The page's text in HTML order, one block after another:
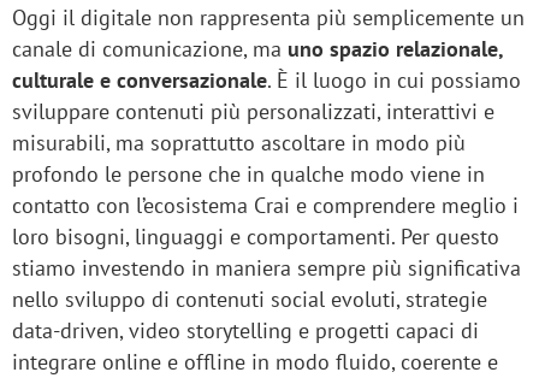
Oggi il digitale non rappresenta più semplicemente un
canale di comunicazione, ma uno spazio relazionale,
culturale e conversazionale. È il luogo in cui possiamo
sviluppare contenuti più personalizzati, interattivi e
misurabili, ma soprattutto ascoltare in modo più
profondo le persone che in qualche modo viene in
contatto con l’ecosistema Crai e comprendere meglio i
loro bisogni, linguaggi e comportamenti. Per questo
stiamo investendo in maniera sempre più significativa
nello sviluppo di contenuti social evoluti, strategie
data-driven, video storytelling e progetti capaci di
integrare online e offline in modo fluido, coerente e